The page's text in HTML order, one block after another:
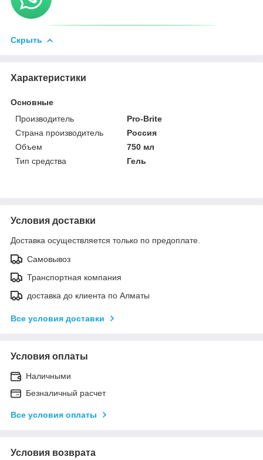
Скрыть
Характеристики
Основные
Производитель
Pro-Brite
Страна производитель
Россия
Объем
750 мл
Тип средства
Гель
Условия доставки
Доставка осуществляется только по предоплате.
Самовывоз
Транспортная компания
доставка до клиента по Алматы
Все условия доставки
Условия оплаты
Наличными
Безналичный расчет
Все условия оплаты
Условия возврата